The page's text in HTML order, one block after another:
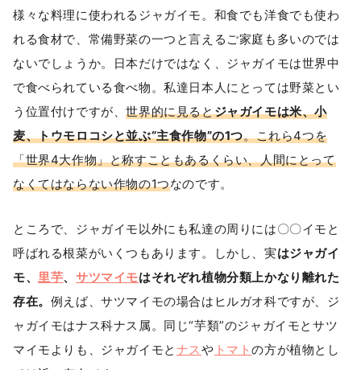
様々な料理に使われるジャガイモ。和食でも洋食でも使わ
れる食材で、常備野菜の一つと言えるご家庭も多いのでは
ないでしょうか。日本だけではなく、ジャガイモは世界中
で食べられている食べ物。私達日本人にとっては野菜とい
う位置付けですが、世界的に見るとジャガイモは米、小
麦、トウモロコシと並ぶ“主食作物”の1つ。これら4つを
「世界4大作物」と称すこともあるくらい、人間にとって
なくてはならない作物の1つなのです。
ところで、ジャガイモ以外にも私達の周りには〇〇イモと
呼ばれる根菜がいくつもあります。しかし、実はジャガイ
モ、里芋、サツマイモはそれぞれ植物分類上かなり離れた
存在。 例えば、サツマイモの場合はヒルガオ科ですが、ジ
ャガイモはナス科ナス属。同じ“芋類”のジャガイモとサツ
マイモよりも、ジャガイモと ナスや トマトの方が植物とし